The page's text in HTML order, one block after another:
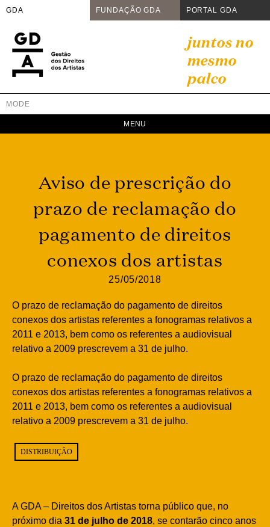
GDA FUNDAÇÃO GDA PORTAL GDA
content
juntos no
mesmo
palco
GDA
Juntos no mesmo palco
MODE
Aviso de prescrição do
prazo de reclamação do
pagamento de direitos
conexos dos artistas
25/05/2018
O prazo de reclamação do pagamento de direitos
conexos dos artistas referentes a fonogramas relativos a
2011 e 2013, bem como os referentes a audiovisual
relativo a 2009 prescrevem a 31 de julho.
O prazo de reclamação do pagamento de direitos
conexos dos artistas referentes a fonogramas relativos a
2011 e 2013, bem como os referentes a audiovisual
relativo a 2009 prescrevem a 31 de julho.
DISTRIBUIÇÃO
A GDA – Direitos dos Artistas torna público que, no
próximo dia 31 de julho de 2018, se contarão cinco anos